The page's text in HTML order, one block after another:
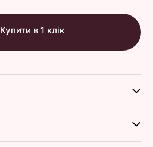
Купити в 1 клік